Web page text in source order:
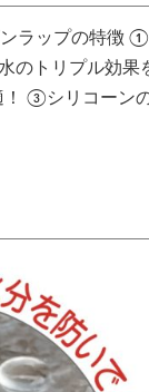
ンラップの特徴
のトリプル効果
③シリコーン